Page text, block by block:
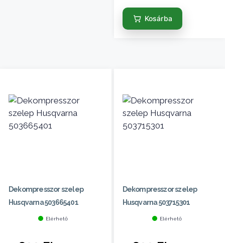
Kosárba
Dekompresszor szelep
Husqvarna 503665401
Elérhető
Dekompresszor szelep
Husqvarna 503715301
Elérhető